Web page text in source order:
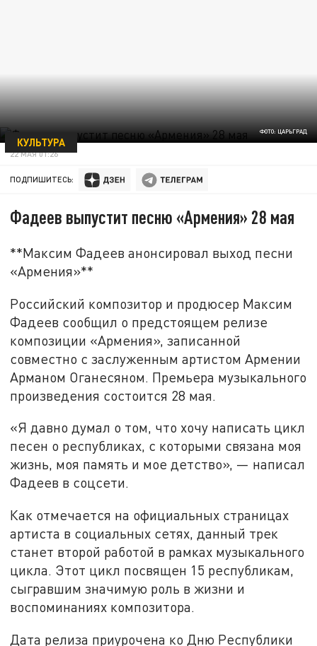
ФОТО: ЦАРЬГРАД
КУЛЬТУРА
22 МАЯ 01:26
ПОДПИШИТЕСЬ:
Фадеев выпустит песню «Армения» 28 мая
**Максим Фадеев анонсировал выход песни
«Армения»**
Российский композитор и продюсер Максим
Фадеев сообщил о предстоящем релизе
композиции «Армения», записанной
совместно с заслуженным артистом Армении
Арманом Оганесяном. Премьера музыкального
произведения состоится 28 мая.
«Я давно думал о том, что хочу написать цикл
песен о республиках, с которыми связана моя
жизнь, моя память и мое детство», — написал
Фадеев в соцсети.
Как отмечается на официальных страницах
артиста в социальных сетях, данный трек
станет второй работой в рамках музыкального
цикла. Этот цикл посвящен 15 республикам,
сыгравшим значимую роль в жизни и
воспоминаниях композитора.
Дата релиза приурочена ко Дню Республики